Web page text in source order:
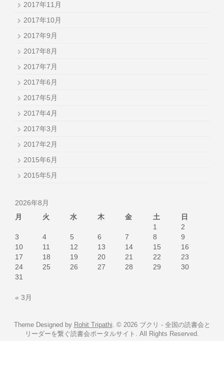
2017年11月
2017年10月
2017年9月
2017年8月
2017年7月
2017年6月
2017年5月
2017年4月
2017年3月
2017年2月
2015年6月
2015年5月
2026年8月
月
火 水 木 金 土
日
1
2
3
4 5 6 7 8
9
10
11 12 13 14 15
16
17
18 19 20 21 22
23
24
25 26 27 28 29
30
31
« 3月
Theme Designed by Rohit Tripathi. © 2026 ブクリ - 全国の読書会と
リーダーを繋ぐ読書会ポータルサイト. All Rights Reserved.